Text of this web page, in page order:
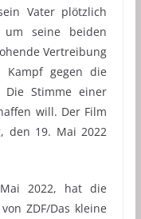
Vater plötzlich
seine beiden
Vertreibung
gegen die
Stimme einer
will. Der Film
den 19. Mai 2022
2022, hat die
ZDF/Das kleine